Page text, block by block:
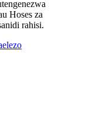
Hoses za
rahisi.